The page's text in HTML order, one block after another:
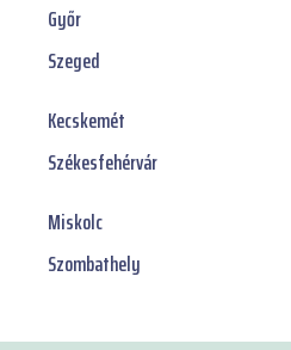
Győr
Szeged
Kecskemét
Székesfehérvár
Miskolc
Szombathely